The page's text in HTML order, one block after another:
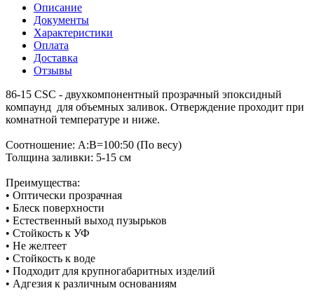
Описание
Документы
Характеристики
Оплата
Доставка
Отзывы
86-15 CSC - двухкомпонентный прозрачный эпоксидный
компаунд для объемных заливок. Отверждение проходит при
комнатной температуре и ниже.
Соотношение: А:В=100:50 (По весу)
Толщина заливки: 5-15 см
Преимущества:
• Оптически прозрачная
• Блеск поверхности
• Естественный выход пузырьков
• Стойкость к УФ
• Не желтеет
• Стойкость к воде
• Подходит для крупногабаритных изделий
• Адгезия к различным основаниям